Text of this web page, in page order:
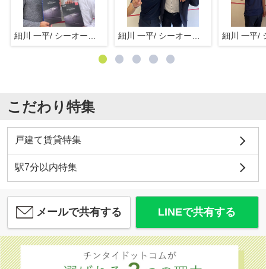
こだわり特集
戸建て賃貸特集
駅7分以内特集
メールで共有する LINEで共有する